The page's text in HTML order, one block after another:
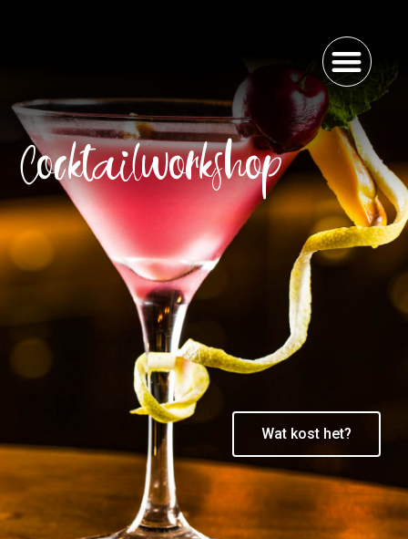
Cocktailworkshop
Wat kost het?